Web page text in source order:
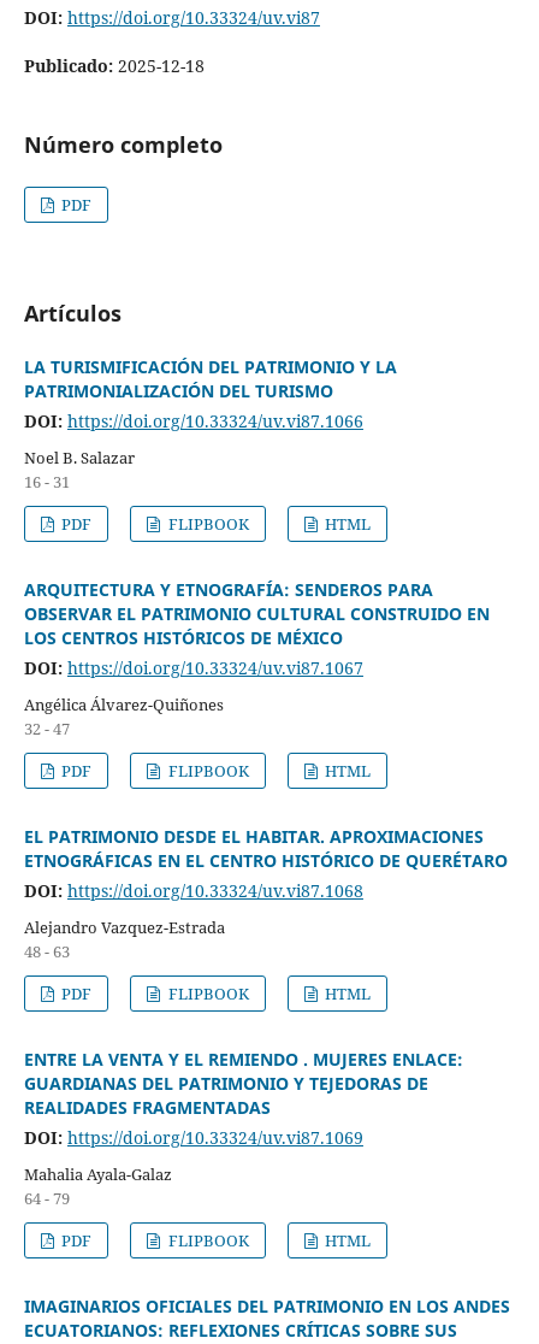
DOI: https://doi.org/10.33324/uv.vi87
Publicado: 2025-12-18
Número completo
PDF
Artículos
LA TURISMIFICACIÓN DEL PATRIMONIO Y LA
PATRIMONIALIZACIÓN DEL TURISMO
DOI: https://doi.org/10.33324/uv.vi87.1066
Noel B. Salazar
16 - 31
PDF
FLIPBOOK HTML
ARQUITECTURA Y ETNOGRAFÍA: SENDEROS PARA
OBSERVAR EL PATRIMONIO CULTURAL CONSTRUIDO EN
LOS CENTROS HISTÓRICOS DE MÉXICO
DOI: https://doi.org/10.33324/uv.vi87.1067
Angélica Álvarez-Quiñones
32 - 47
PDF
FLIPBOOK HTML
EL PATRIMONIO DESDE EL HABITAR. APROXIMACIONES
ETNOGRÁFICAS EN EL CENTRO HISTÓRICO DE QUERÉTARO
DOI: https://doi.org/10.33324/uv.vi87.1068
Alejandro Vazquez-Estrada
48 - 63
PDF
FLIPBOOK HTML
ENTRE LA VENTA Y EL REMIENDO . MUJERES ENLACE:
GUARDIANAS DEL PATRIMONIO Y TEJEDORAS DE
REALIDADES FRAGMENTADAS
DOI: https://doi.org/10.33324/uv.vi87.1069
Mahalia Ayala-Galaz
64 - 79
PDF
FLIPBOOK HTML
IMAGINARIOS OFICIALES DEL PATRIMONIO EN LOS ANDES
ECUATORIANOS: REFLEXIONES CRÍTICAS SOBRE SUS